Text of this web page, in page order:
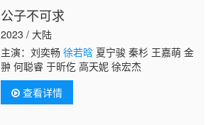
公子不可求
2023 / 大陆
主演：刘奕畅 徐若晗夏宁骏 秦杉 王嘉萌 金
翀 何聪睿 于昕仡 高天妮 徐宏杰
查看详情